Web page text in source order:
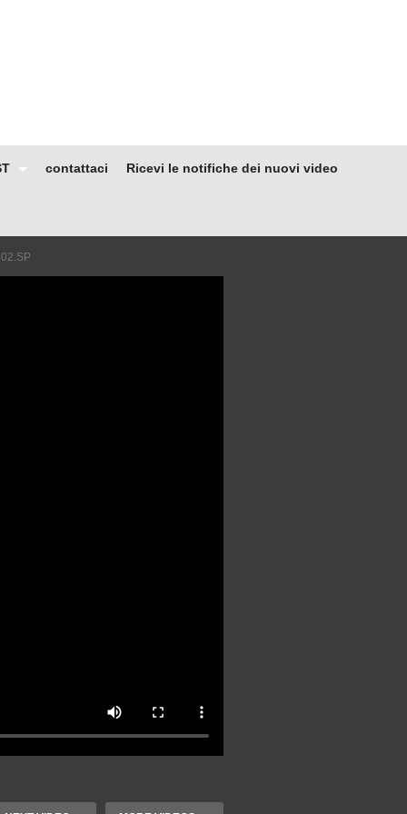
contattaci Ricevi le notifiche dei nuovi video